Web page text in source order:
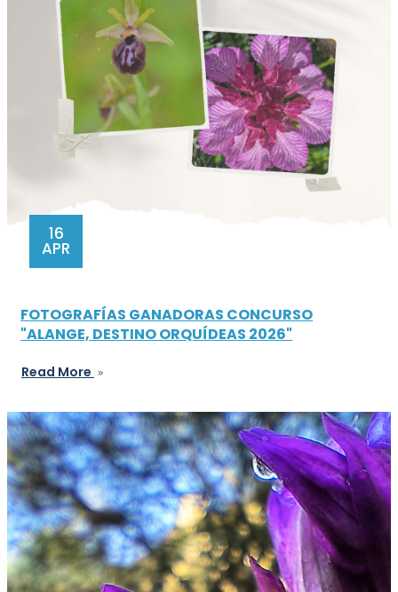
16
APR
FOTOGRAFÍAS GANADORAS CONCURSO
"ALANGE, DESTINO ORQUÍDEAS 2026"
Read More